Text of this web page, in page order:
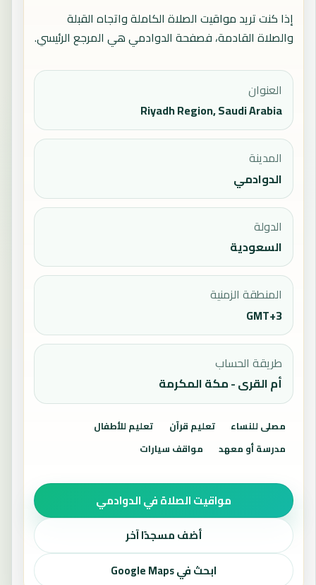
إذا كنت تريد مواقيت الصلاة الكاملة واتجاه القبلة
والصلاة القادمة، فصفحة الدوادميهي المرجع الرئيسي.
العنوان
Riyadh Region, Saudi Arabia
المدينة
الدوادمي
الدولة
السعودية
المنطقة الزمنية
GMT+3
طريقة الحساب
أم القرى - مكة المكرمة
مصلى للنساء تعليم قرآن
تعليم للأطفال
مدرسة أو معهد
مواقف سيارات
مواقيت الصلاة في الدوادمي
أضف مسجدًا آخر
ابحث في Google Maps